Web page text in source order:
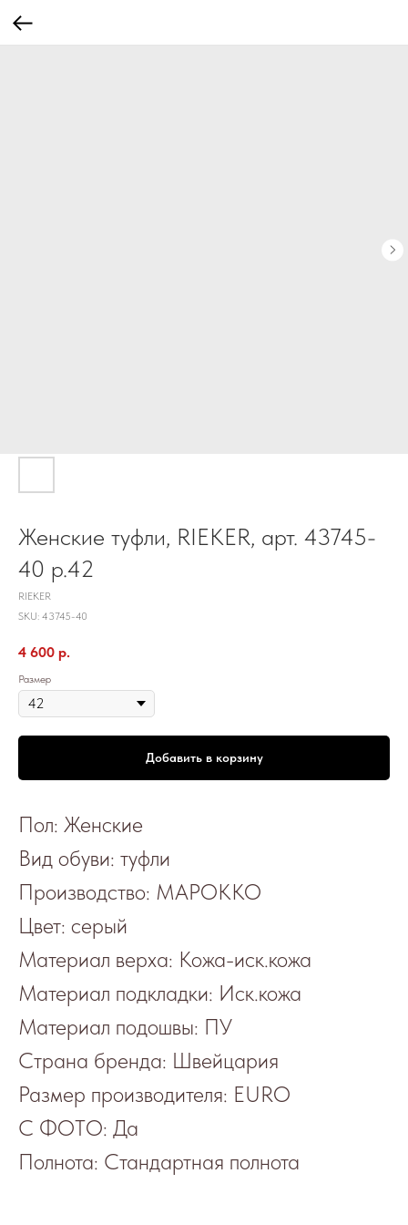
Женские туфли, RIEKER, арт. 43745-
40 р.42
RIEKER
SKU: 43745-40
4 600 р.
Размер
Добавить в корзину
Пол: Женские
Вид обуви: туфли
Производство: МАРОККО
Цвет: серый
Материал верха: Кожа-иск.кожа
Материал подкладки: Иск.кожа
Материал подошвы: ПУ
Страна бренда: Швейцария
Размер производителя: EURO
С ФОТО: Да
Полнота: Стандартная полнота